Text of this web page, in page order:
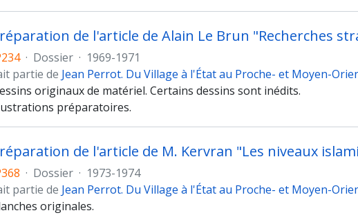
· Dossier · 1969-1971
partie de Jean Perrot. Du Village à l'État au Proche- et Moyen-
originaux de matériel. Certains dessins sont inédits.
préparatoires.
· Dossier · 1973-1974
partie de Jean Perrot. Du Village à l'État au Proche- et Moyen-
originales.